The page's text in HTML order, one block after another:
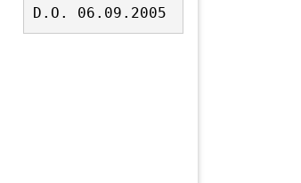
D.O. 06.09.2005